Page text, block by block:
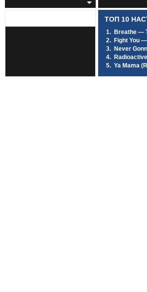
84% 12.
50% 14.
32% 15.
33% 16.
ТОП 10
1. Breathe —
2. Fight You
3. Never
4.
5. Ya Mama